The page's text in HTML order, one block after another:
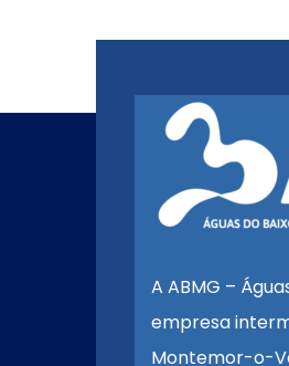
A ABMG –
empresa
Montemor-o-